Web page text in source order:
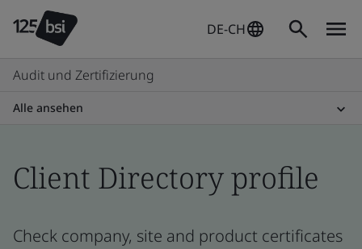
DE-CH
Audit und Zertifizierung
Alle ansehen
Client Directory profile
Check company, site and product certificates